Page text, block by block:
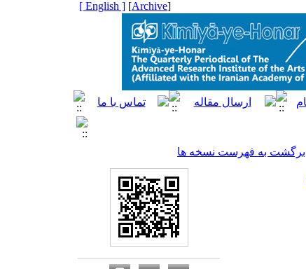
[
Archive
]
[ English ]
برگشت به فهرست نسخه ها